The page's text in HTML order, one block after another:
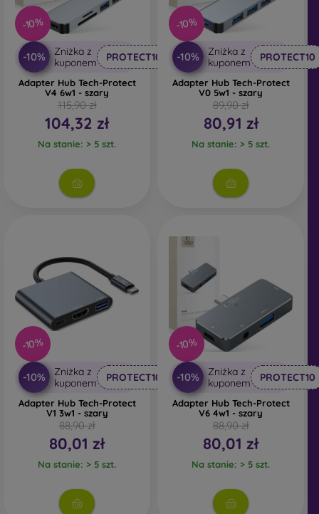
-10%
-10%
Zniżka z
kuponem
PROTECT10
Adapter Hub Tech-Protect
V4 6w1 - szary
115,90 zł
104,32 zł
Na stanie: > 5 szt.
-10%
-10%
Zniżka z
kuponem
PROTECT10
Adapter Hub Tech-Protect
V0 5w1 - szary
89,90 zł
80,91 zł
Na stanie: > 5 szt.
-10%
-10%
Zniżka z
kuponem
PROTECT10
Adapter Hub Tech-Protect
V1 3w1 - szary
88,90 zł
80,01 zł
Na stanie: > 5 szt.
-10%
-10%
Zniżka z
kuponem
PROTECT10
Adapter Hub Tech-Protect
V6 4w1 - szary
88,90 zł
80,01 zł
Na stanie: > 5 szt.